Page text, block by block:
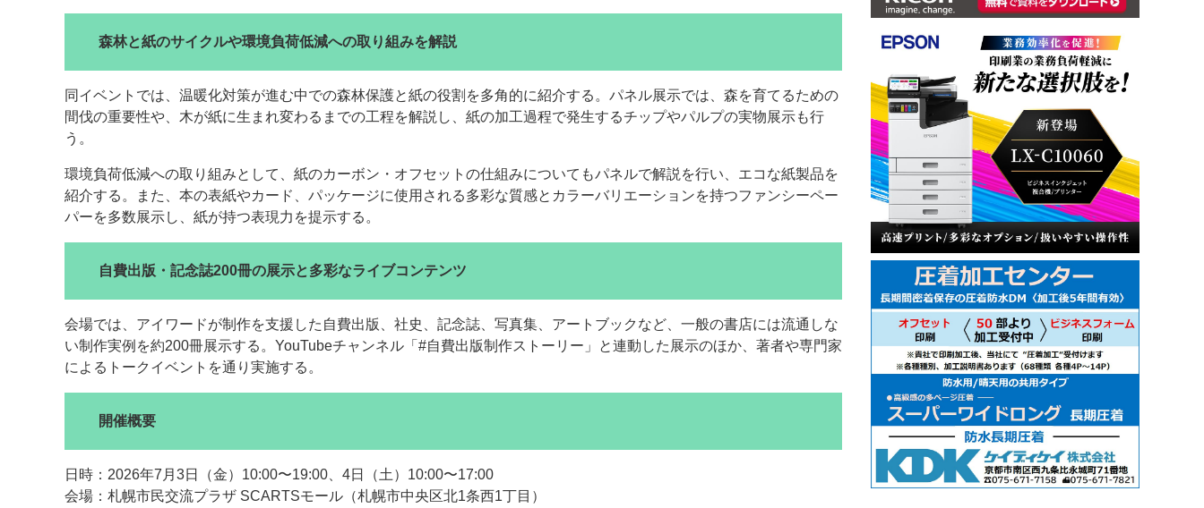
運営
会社案内 購読・購入申し込み サイトポリシー お問い合わせ
森林と紙のサイクルや環境負荷低減への取り組みを解説
同イベントでは、温暖化対策が進む中での森林保護と紙の役割を多角的に紹介する。パネル展示では、森を育てるための
間伐の重要性や、木が紙に生まれ変わるまでの工程を解説し、紙の加工過程で発生するチップやパルプの実物展示も行
う。
環境負荷低減への取り組みとして、紙のカーボン・オフセットの仕組みについてもパネルで解説を行い、エコな紙製品を
紹介する。また、本の表紙やカード、パッケージに使用される多彩な質感とカラーバリエーションを持つファンシーペー
パーを多数展示し、紙が持つ表現力を提示する。
自費出版・記念誌200冊の展示と多彩なライブコンテンツ
会場では、アイワードが制作を支援した自費出版、社史、記念誌、写真集、アートブックなど、一般の書店には流通しな
い制作実例を約200冊展示する。YouTubeチャンネル「#自費出版制作ストーリー」と連動した展示のほか、著者や専門家
によるトークイベントを通り実施する。
開催概要
日時：2026年7月3日（金）10:00〜19:00、4日（土）10:00〜17:00
会場：札幌市民交流プラザ SCARTSモール（札幌市中央区北1条西1丁目）